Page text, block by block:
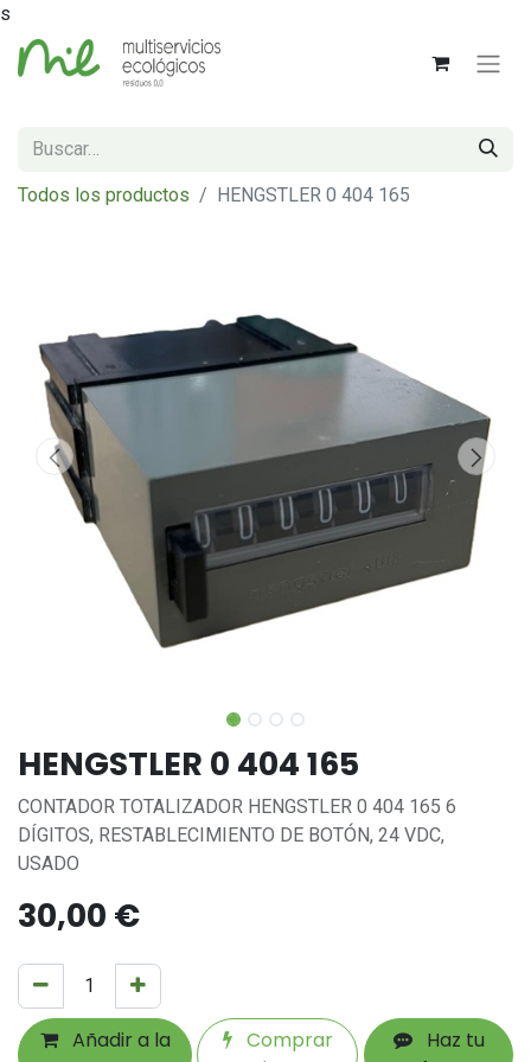
s
Todos los productos HENGSTLER 0 404 165
HENGSTLER 0 404 165
CONTADOR TOTALIZADOR HENGSTLER 0 404 165 6
DÍGITOS, RESTABLECIMIENTO DE BOTÓN, 24 VDC,
USADO
30,00 €
Añadir a la
Comprar
Haz tu